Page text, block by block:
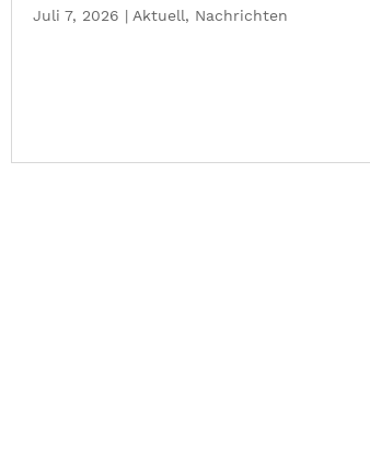
Juli 7, 2026 | Aktuell, Nachrichten